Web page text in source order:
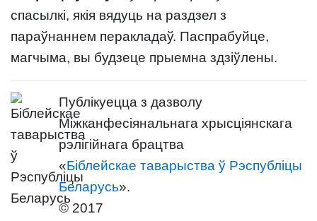
спасылкі, якія вядуць на раздзел з
параўнаннем перакладаў. Паспрабуйце,
магчыма, вы будзеце прыемна здзіўлены.
Публікуецца з дазволу
Міжканфесіянальнага хрысціянскага
рэлігійнага брацтва
«Біблейскае таварыства ў Рэспубліцы
Беларусь».
© 2017